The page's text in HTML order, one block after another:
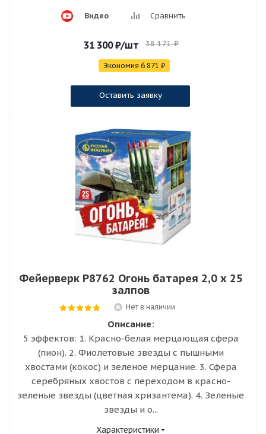
Видео Сравнить
31 300₽/шт 38 171₽
Экономия 6 871 ₽
Оставить заявку
Фейерверк Р8762 Огонь батарея 2,0 х 25
залпов
Нет в наличии
Описание:
5 эффектов: 1. Красно-белая мерцающая сфера
(пион). 2. Фиолетовые звезды с пышными
хвостами (кокос) и зеленое мерцание. 3. Сфера
серебряных хвостов с переходом в красно-
зеленые звезды (цветная хризантема). 4. Зеленые
звезды и о...
Характеристики